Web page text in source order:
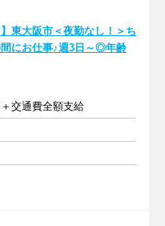
】東大阪市＜夜勤なし！＞ち
間にお仕事♪週3日～◎年齢
交通費全額支給